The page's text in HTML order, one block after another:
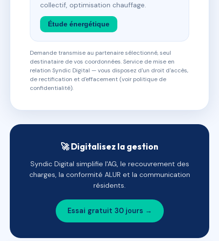
collectif, optimisation chauffage.
Étude énergétique
Demande transmise au partenaire sélectionné, seul
destinataire de vos coordonnées. Service de mise en
relation Syndic Digital — vous disposez d'un droit d'accès,
de rectification et d'effacement (voir politique de
confidentialité).
🚀 Digitalisez la gestion
Syndic Digital simplifie l'AG, le recouvrement des
charges, la conformité ALUR et la communication
résidents.
Essai gratuit 30 jours →